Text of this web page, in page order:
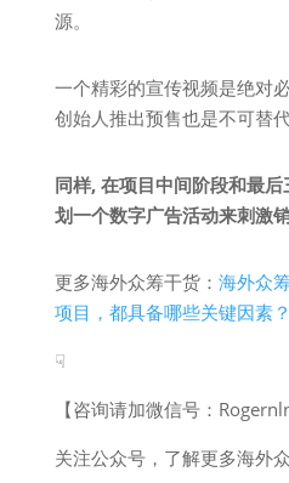
源。
一个精彩的宣传视频是绝对
创始人推出预售也是不可替代
同样, 在项目中间阶段和最
划一个数字广告活动来刺激
更多海外众筹干货： 海外众
项目，都具备哪些关键因素？
☟
【咨询请加微信号：
关注公众号，了解更多海外众